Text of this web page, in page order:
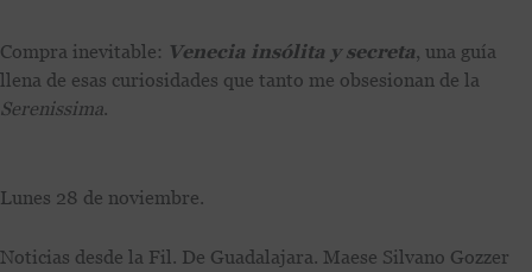
Compra inevitable: Venecia insólita y secreta, una guía
llena de esas curiosidades que tanto me obsesionan de la
Serenissima.
Lunes 28 de noviembre.
Noticias desde la Fil. De Guadalajara. Maese Silvano Gozzer